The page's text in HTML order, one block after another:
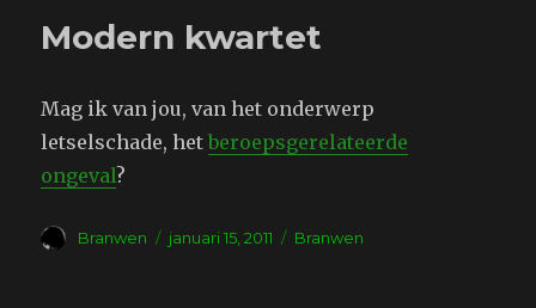
Modern kwartet
Mag ik van jou, van het onderwerp
letselschade, hetberoepsgerelateerde
ongeval?
Auteur
Branwen
Geplaatst
januari 15, 2011 Tags
Branwen